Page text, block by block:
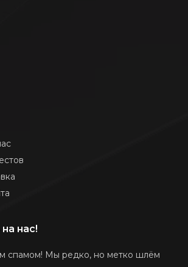
нас!
спамом! Мы редко, но метко шлём